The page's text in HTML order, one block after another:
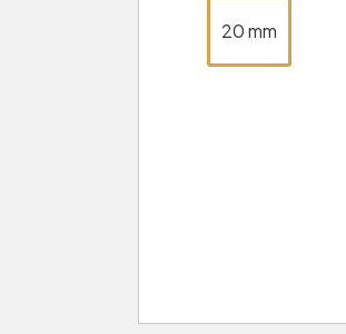
20 mm